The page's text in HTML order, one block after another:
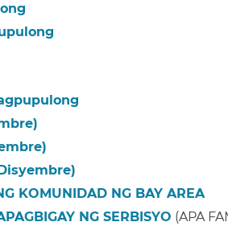
KOMUNIDAD NG BAY AREA
NG SERBISYO (APA